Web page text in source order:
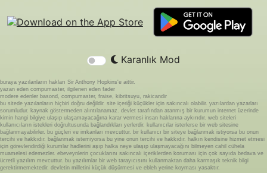
Karanlık Mod
buraya yazılanların hakları Sir Anthony Hopkins'e aittir.
yazan eden compumaster, ilgilenen eden fader
modere edenler basond, compumaster, fraise, kibritsuyu, rakicandir
bu sitede yazılanların hiçbiri doğru değildir. site içeriği küçükler için sakıncalı olabilir. yazılardan yazarları
sorumludur. kaynak göstermeden alıntılanamaz. devlet tarafından atanmış bir kurumun internet üzerinde
kimin hangi bilgiye ulaşıp ulaşamayacağına karar vermesi insan haklarına aykırıdır. web siteleri
kullanıcıların istekleri doğrultusunda bağlandıkları yerlerdir. kullanıcılar isterlerse bir web sitesine
bağlanmayabilirler. bu güçleri ve imkanları mevcuttur. bir kullanıcı bir siteye bağlanmak istiyorsa bu onun
tercihi ve hakkıdır. bağlanmak istemiyorsa bu yine onun tercihi ve hakkıdır. halkın kendisine hizmet etmesi
için görevlendirdiği kurumlar hadlerini aşıp halka neye ulaşıp ulaşmayacağını bilmeyen cahil cühela
muamelesi edemezler. ebeveynlerin çocuklarını sakıncalı içeriklerden koruması için çok sayıda bedava ve
ücretli yazılım mevcuttur. bu yazılımlar bir web tarayıcısını kullanmaktan daha karmaşık teknik bilgi
gerektirmemektedir. devletin milletini küçük düşürmesi ve ebleh yerine koyması yasaktır.